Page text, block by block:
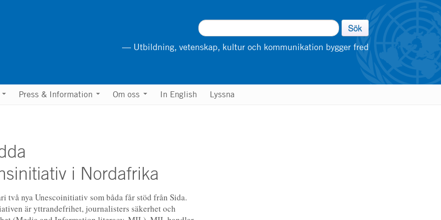
Sök
— Utbildning, vetenskap, kultur och kommunikation bygger fred
Press & Information Om oss In English Lyssna
i Nordafrika
två nya Unescoinitiativ som båda får stöd från Sida.
är yttrandefrihet, journalisters säkerhet och